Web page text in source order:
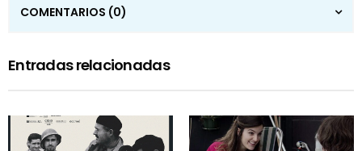
COMENTARIOS (0)
Entradas relacionadas